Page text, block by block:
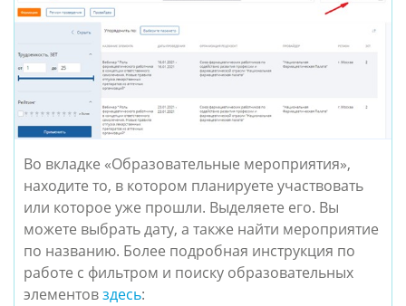
Во вкладке «Образовательные мероприятия»,
находите то, в котором планируете участвовать
или которое уже прошли. Выделяете его. Вы
можете выбрать дату, а также найти мероприятие
по названию. Более подробная инструкция по
работе с фильтром и поиску образовательных
элементовздесь: